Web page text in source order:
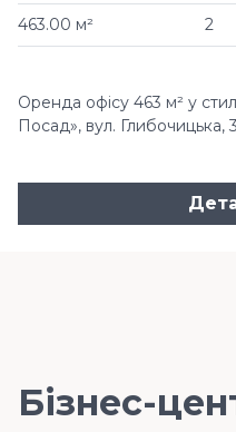
463.00 м² 2
Оренда офісу 463 м² у
Посад», вул. Глибочицька,
Бізнес-